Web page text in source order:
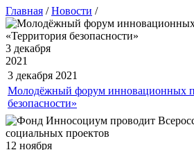
Главная /Новости /
3 декабря
2021
3 декабря 2021
Молодёжный форум инновационных
безопасности»
12 ноября